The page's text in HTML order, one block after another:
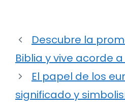
Descubre la
Biblia y vive acorde
El papel de los
significado y